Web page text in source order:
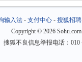
输入法- 支付中心- 搜狐招聘
Copyright © 2026
搜狐不良信息举报电话：010